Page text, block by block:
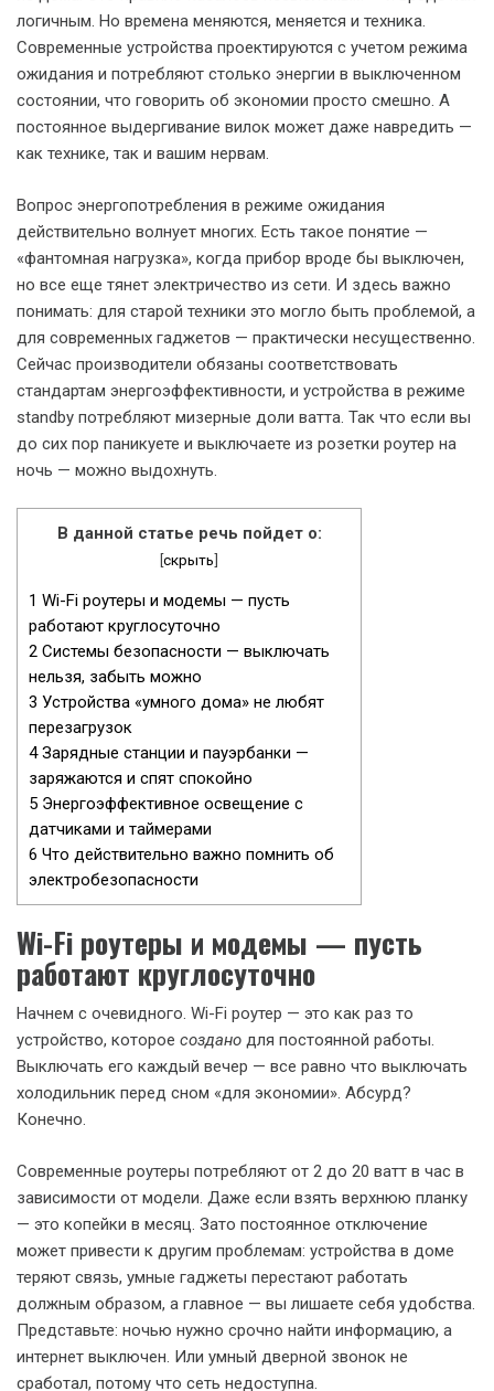
логичным. Но времена меняются, меняется и техника.
Современные устройства проектируются с учетом режима
ожидания и потребляют столько энергии в выключенном
состоянии, что говорить об экономии просто смешно. А
постоянное выдергивание вилок может даже навредить —
как технике, так и вашим нервам.
Вопрос энергопотребления в режиме ожидания
действительно волнует многих. Есть такое понятие —
«фантомная нагрузка», когда прибор вроде бы выключен,
но все еще тянет электричество из сети. И здесь важно
понимать: для старой техники это могло быть проблемой, а
для современных гаджетов — практически несущественно.
Сейчас производители обязаны соответствовать
стандартам энергоэффективности, и устройства в режиме
standby потребляют мизерные доли ватта. Так что если вы
до сих пор паникуете и выключаете из розетки роутер на
ночь — можно выдохнуть.
В данной статье речь пойдет о:
[скрыть]
1 Wi-Fi роутеры и модемы — пусть
работают круглосуточно
2 Системы безопасности — выключать
нельзя, забыть можно
3 Устройства «умного дома» не любят
перезагрузок
4Зарядные станции и пауэрбанки —
заряжаются и спят спокойно
5 Энергоэффективное освещение с
датчиками и таймерами
6 Что действительно важно помнить об
электробезопасности
Wi-Fi роутеры и модемы — пусть
работают круглосуточно
Начнем с очевидного. Wi-Fi роутер — это как раз то
устройство, которое создано для постоянной работы.
Выключать его каждый вечер — все равно что выключать
холодильник перед сном «для экономии». Абсурд?
Конечно.
Современные роутеры потребляют от 2 до 20 ватт в час в
зависимости от модели. Даже если взять верхнюю планку
— это копейки в месяц. Зато постоянное отключение
может привести к другим проблемам: устройства в доме
теряют связь, умные гаджеты перестают работать
должным образом, а главное — вы лишаете себя удобства.
Представьте: ночью нужно срочно найти информацию, а
интернет выключен. Или умный дверной звонок не
сработал, потому что сеть недоступна.